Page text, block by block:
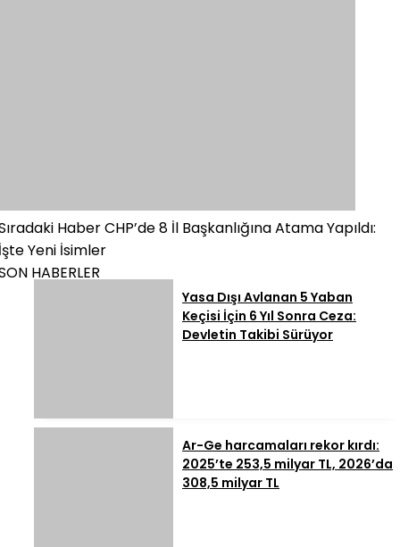
HaberCHP’de 8 İl Başkanlığına Atama Yapıldı:
Yeni İsimler
HABERLER
Yasa Dışı Avlanan 5 Yaban
Keçisi İçin 6 Yıl Sonra Ceza:
Devletin Takibi Sürüyor
Ar-Ge harcamaları rekor kırdı:
2025’te 253,5 milyar TL, 2026’da
308,5 milyar TL